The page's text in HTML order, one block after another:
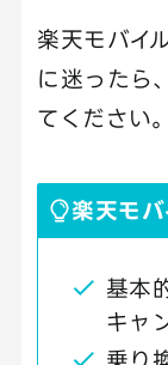
楽天モバイ
に迷ったら
てください。
楽天モ
基本
キャ